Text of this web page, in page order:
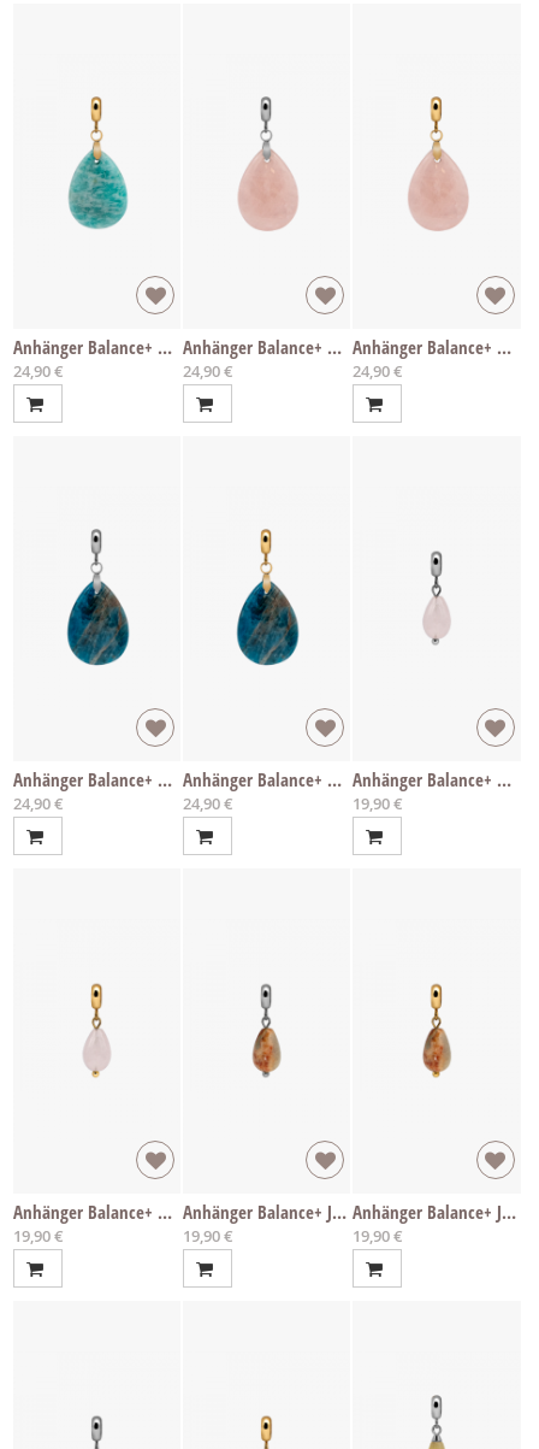
Anhänger Balance+ Amazonit
24,90 €
Anhänger Balance+ Rosenquarz
24,90 €
Anhänger Balance+ Rosenquarz
24,90 €
Anhänger Balance+ Apatit
24,90 €
Anhänger Balance+ Apatit
24,90 €
Anhänger Balance+ Rosenquarz
19,90 €
Anhänger Balance+ Rosenquarz
19,90 €
Anhänger Balance+ Jaspis
19,90 €
Anhänger Balance+ Jaspis
19,90 €